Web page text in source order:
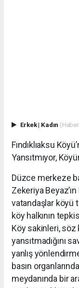
Erkek| Kadın
Fındıklıaksu
Yansıtmıyor,
Düzce merkeze
Zekeriya
vatandaşlar köyü
köy halkının
Köy sakinleri, söz
yansıtmadığını
yanlış
basın
meydanında bir